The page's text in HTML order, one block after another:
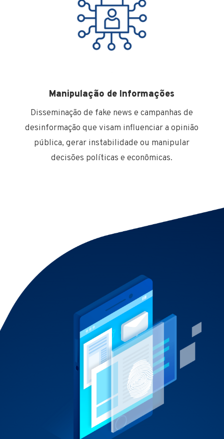
Manipulação de Informações
Disseminação de fake news e campanhas de
desinformação que visam influenciar a opinião
pública, gerar instabilidade ou manipular
decisões políticas e econômicas.